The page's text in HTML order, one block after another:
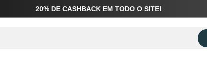
20% DE CASHBACK EM TODO O SITE!